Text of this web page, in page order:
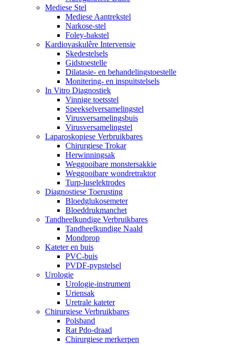
Mediese Stel
Mediese Aantrekstel
Narkose-stel
Foley-bakstel
Kardiovaskulêre Intervensie
Skedestelsels
Gidstoestelle
Dilatasie- en behandelingstoestelle
Monitering- en inspuitstelsels
In Vitro Diagnostiek
Vinnige toetsstel
Speekselversamelingstel
Virusversamelingsbuis
Virusversamelingstel
Laparoskopiese Verbruikbares
Chirurgiese Trokar
Herwinningsak
Weggooibare monstersakkie
Weggooibare wondretraktor
Turp-luselektrodes
Diagnostiese Toerusting
Bloedglukosemeter
Bloeddrukmanchet
Tandheelkundige Verbruikbares
Tandheelkundige Naald
Mondprop
Kateter en buis
PVC-buis
PVDF-pypstelsel
Urologie
Urologie-instrument
Uriensak
Uretrale kateter
Chirurgiese Verbruikbares
Polsband
Rat Pdo-draad
Chirurgiese merkerpen